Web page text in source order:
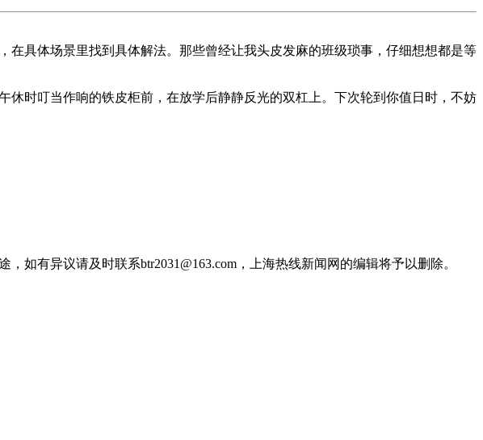
具体场景里找到具体解法。那些曾经让我头皮发麻的班级琐事，仔细想想都是等
时叮当作响的铁皮柜前，在放学后静静反光的双杠上。下次轮到你值日时，不妨
如有异议请及时联系btr2031@163.com，上海热线新闻网的编辑将予以删除。